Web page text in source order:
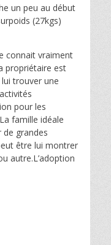
un peu au début
(27kgs)
connait vraiment
propriétaire est
trouver une
pour les
famille idéale
de grandes
être lui montrer
autre.L’adoption